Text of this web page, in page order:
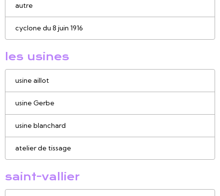
autre
cyclone du 8 juin 1916
les usines
usine aillot
usine Gerbe
usine blanchard
atelier de tissage
saint-vallier